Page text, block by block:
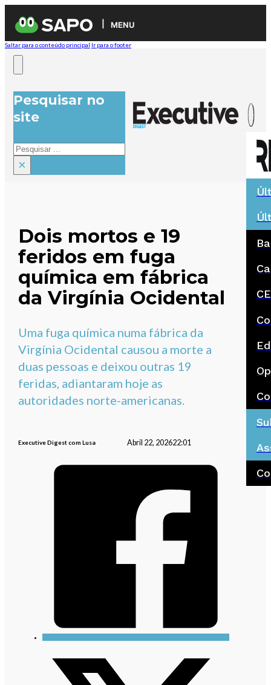
MENU
Saltar para o conteúdo principal Ir para o footer
Pesquisar no
site
Pesquisar
×
Dois mortos e 19
feridos em fuga
química em fábrica
da Virgínia Ocidental
Uma fuga química numa fábrica da
Virgínia Ocidental causou a morte a
duas pessoas e deixou outras 19
feridas, adiantaram hoje as
autoridades norte-americanas.
Executive Digest com Lusa Abril 22, 202622:01